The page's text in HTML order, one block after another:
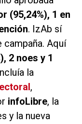
(95,24%), 1 en
. IzAb sí
Aquí
2 noes y 1
la
,
infoLibre, la
y la nueva